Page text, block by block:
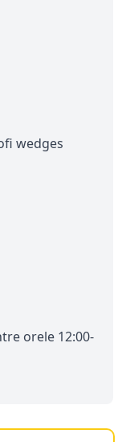
wedges
orele 12:00-